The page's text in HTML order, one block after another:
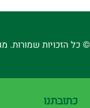
© כל הזכויות שמורות. מגה
כתובתנו